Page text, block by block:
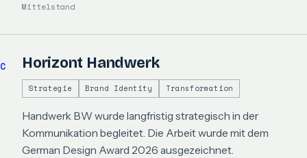
Mittelstand
C Horizont Handwerk
Strategie Brand Identity Transformation
Handwerk BW wurde langfristig strategisch in der
Kommunikation begleitet. Die Arbeit wurde mit dem
German Design Award 2026 ausgezeichnet.